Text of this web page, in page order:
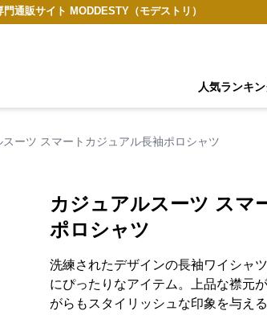
通販サイト MODDESTY（モデストリ）
人気ランキ
スーツ スマートカジュアル長袖ポロシャツ
カジュアルスーツ スマ
ポロシャツ
洗練されたデザインの長袖ワイシャ
にぴったりなアイテム。上品な襟元
がらもスタイリッシュな印象を与え